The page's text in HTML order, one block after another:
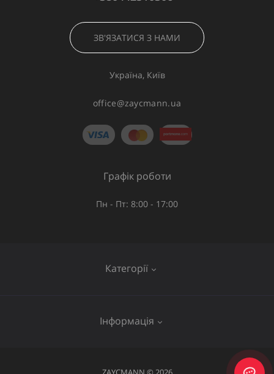
ЗВ'ЯЗАТИСЯ З НАМИ
Україна, Київ
office@zaycmann.ua
Категорії
Інформація
Послуги
Графік роботи
Пн - Пт: 8:00 - 17:00